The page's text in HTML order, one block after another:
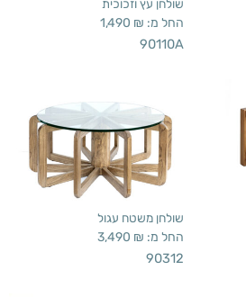
שולחן עץ וזכוכית
החל מ: 1,490 ₪
90110A
שולחן משטח עגול
החל מ: 3,490 ₪
90312